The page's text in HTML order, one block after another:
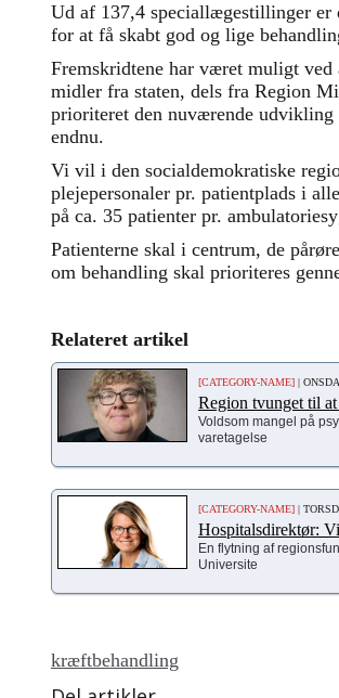
Ud af 137,4 speciallægestillinger
for at få skabt god og lige
Fremskridtene har været muligt
midler fra staten, dels fra Region
prioriteret den nuværende
endnu.
Vi vil i den socialdemokratiske
plejepersonaler pr. patientplads i
på ca. 35 patienter pr.
Patienterne skal i centrum, de
om behandling skal prioriteres
Relateret artikel
[CATEGORY-NAME] |
Region tvunget til
Voldsom mangel på
varetagelse
[CATEGORY-NAME] |
Hospitalsdirektør:
En flytning af
Universite
kræftbehandling